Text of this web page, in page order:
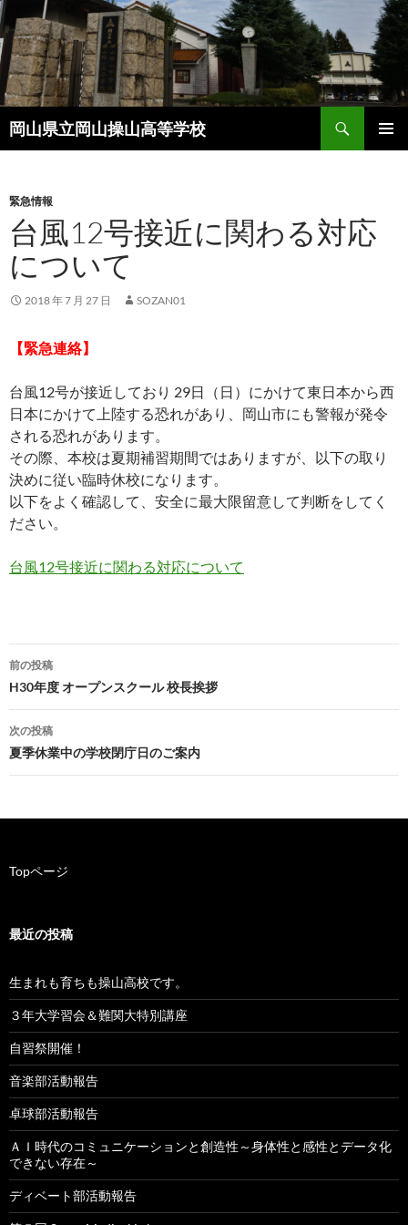
コ
ン
テ
ン
ツ
へ
ス
プ
岡山県立岡山操山高等学校
検
索
緊急情報
台風12号接近に関わる対応
について
2018 年 7 月 27 日 SOZAN01
【緊急連絡】
台風12号が接近しており 29日（日）にかけて東日本から西
日本にかけて上陸する恐れがあり、岡山市にも警報が発令
される恐れがあります。
その際、本校は夏期補習期間ではありますが、以下の取り
決めに従い臨時休校になります。
以下をよく確認して、安全に最大限留意して判断をしてく
ださい。
台風12号接近に関わる対応について
投
稿
ナ
ゲ
シ
ン
前の投稿
H30年度 オープンスクール 校長挨拶
次の投稿
夏季休業中の学校閉庁日のご案内
Topページ
最近の投稿
生まれも育ちも操山高校です。
３年大学習会＆難関大特別講座
自習祭開催！
音楽部活動報告
卓球部活動報告
ＡＩ時代のコミュニケーションと創造性～身体性と感性とデータ化
できない存在～
ディベート部活動報告